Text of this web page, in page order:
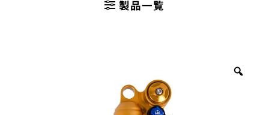
製品一覧